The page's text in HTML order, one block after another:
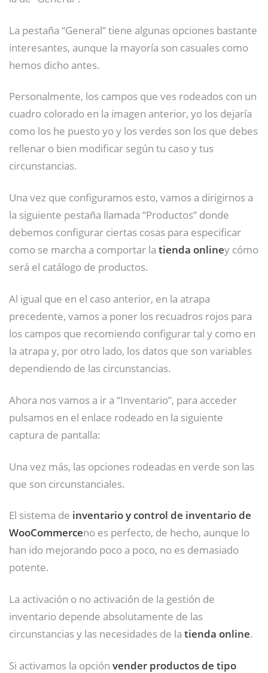
La pestaña “General” tiene algunas opciones bastante
interesantes, aunque la mayoría son casuales como
hemos dicho antes.
Personalmente, los campos que ves rodeados con un
cuadro colorado en la imagen anterior, yo los dejaría
como los he puesto yo y los verdes son los que debes
rellenar o bien modificar según tu caso y tus
circunstancias.
Una vez que configuramos esto, vamos a dirigirnos a
la siguiente pestaña llamada “Productos” donde
debemos configurar ciertas cosas para especificar
como se marcha a comportar la tienda onliney cómo
será el catálogo de productos.
Al igual que en el caso anterior, en la atrapa
precedente, vamos a poner los recuadros rojos para
los campos que recomiendo configurar tal y como en
la atrapa y, por otro lado, los datos que son variables
dependiendo de las circunstancias.
Ahora nos vamos a ir a “Inventario”, para acceder
pulsamos en el enlace rodeado en la siguiente
captura de pantalla:
Una vez más, las opciones rodeadas en verde son las
que son circunstanciales.
El sistema de inventario y control de inventario de
WooCommerceno es perfecto, de hecho, aunque lo
han ido mejorando poco a poco, no es demasiado
potente.
La activación o no activación de la gestión de
inventario depende absolutamente de las
circunstancias y las necesidades de la tienda online.
Si activamos la opción vender productos de tipo